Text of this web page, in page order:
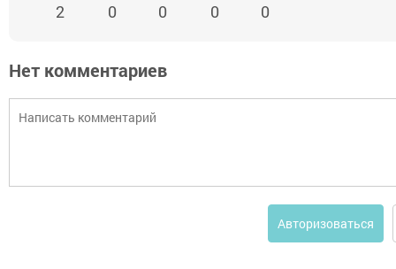
2 0 0 0 0
Нет комментариев
Авторизоваться